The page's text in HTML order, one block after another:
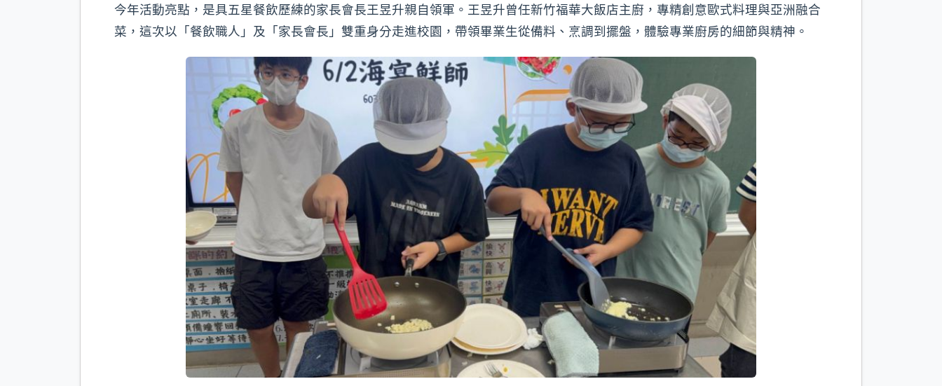
今年活動亮點，是具五星餐飲歷練的家長會長王昱升親自領軍。王昱升曾任新竹福華大飯店主廚，專精創意歐式料理與亞洲融合
菜，這次以「餐飲職人」及「家長會長」雙重身分走進校園，帶領畢業生從備料、烹調到擺盤，體驗專業廚房的細節與精神。